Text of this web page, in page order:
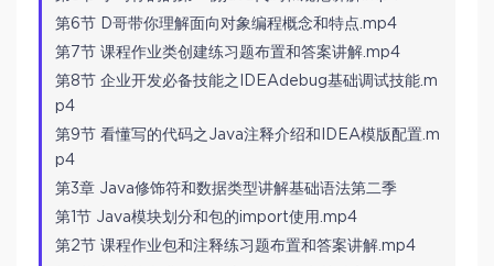
第6节 D哥带你理解面向对象编程概念和特点.mp4
第7节 课程作业类创建练习题布置和答案讲解.mp4
第8节 企业开发必备技能之IDEAdebug基础调试技能.m
p4
第9节 看懂写的代码之Java注释介绍和IDEA模版配置.m
p4
第3章 Java修饰符和数据类型讲解基础语法第二季
第1节 Java模块划分和包的import使用.mp4
第2节 课程作业包和注释练习题布置和答案讲解.mp4